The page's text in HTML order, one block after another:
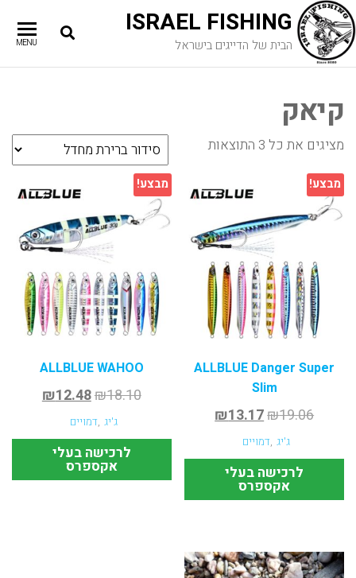
ISRAEL FISHING
הבית של הדייגים בישראל MENU
קיאק
מציגים את כל ⁦3⁩ התוצאות
מבצע!
ALLBLUE Danger Super
Slim
₪19.06
₪13.17
ג'יג ,דמויים
לרכישה בעלי
אקספרס
מבצע!
ALLBLUE WAHOO
₪18.10
₪12.48
ג'יג ,דמויים
לרכישה בעלי
אקספרס